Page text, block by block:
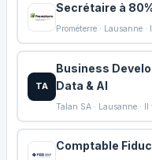
Secrétaire à
Prométerre · Lausanne
TA
Business
Data & AI
Talan SA · Lausanne ·
Comptable